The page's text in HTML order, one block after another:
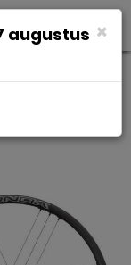
×
augustus